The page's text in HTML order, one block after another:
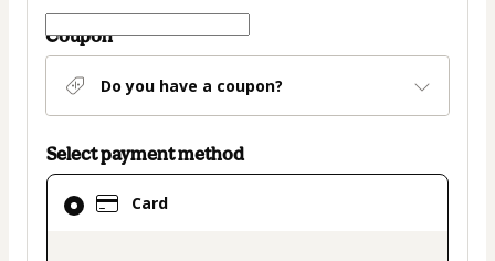
Coupon
Do you have a coupon?
Select payment method
Card
Card
selected